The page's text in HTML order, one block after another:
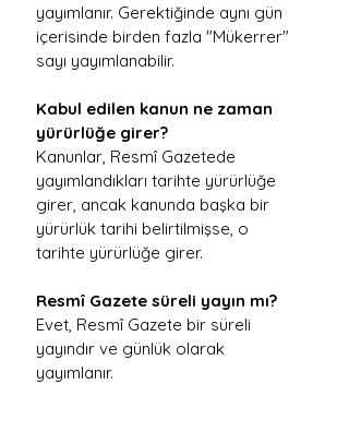
yayımlanır. Gerektiğinde aynı gün
içerisinde birden fazla "Mükerrer"
sayı yayımlanabilir.
Kabul edilen kanun ne zaman
yürürlüğe girer?
Kanunlar, Resmî Gazetede
yayımlandıkları tarihte yürürlüğe
girer, ancak kanunda başka bir
yürürlük tarihi belirtilmişse, o
tarihte yürürlüğe girer.
Resmî Gazete süreli yayın mı?
Evet, Resmî Gazete bir süreli
yayındır ve günlük olarak
yayımlanır.